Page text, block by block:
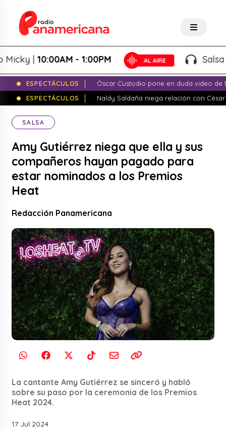
|10:00AM - 1:00PM Salsa de
ESPECTÁCULOS
Óscar Custodio pone en duda video de
ESPECTÁCULOS
Naldy Saldaña niega relación con
SALSA
Amy Gutiérrez niega que ella y sus
compañeros hayan pagado para
estar nominados a los Premios
Heat
Redacción Panamericana
La cantante Amy Gutiérrez se sinceró y habló
sobre su paso por la ceremonia de los Premios
Heat 2024.
17 Jul 2024